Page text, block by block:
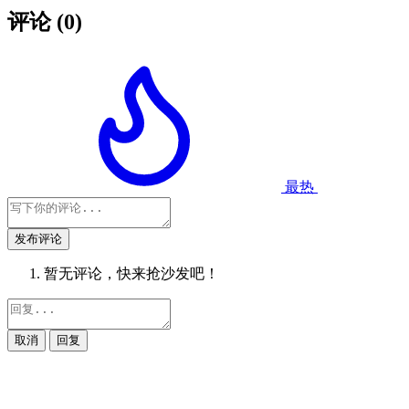
评论 (0)
最热
发布评论
暂无评论，快来抢沙发吧！
取消 回复